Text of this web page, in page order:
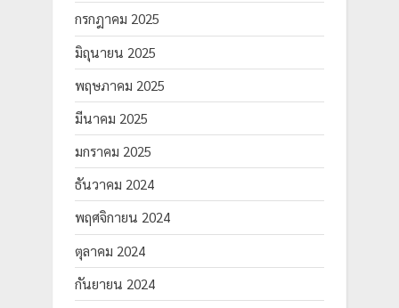
กรกฎาคม 2025
มิถุนายน 2025
พฤษภาคม 2025
มีนาคม 2025
มกราคม 2025
ธันวาคม 2024
พฤศจิกายน 2024
ตุลาคม 2024
กันยายน 2024